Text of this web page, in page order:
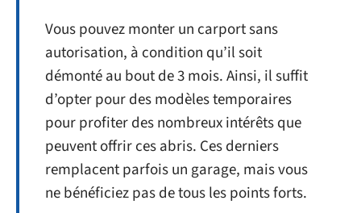
Vous pouvez monter un carport sans
autorisation, à condition qu’il soit
démonté au bout de 3 mois. Ainsi, il suffit
d’opter pour des modèles temporaires
pour profiter des nombreux intérêts que
peuvent offrir ces abris. Ces derniers
remplacent parfois un garage, mais vous
ne bénéficiez pas de tous les points forts.